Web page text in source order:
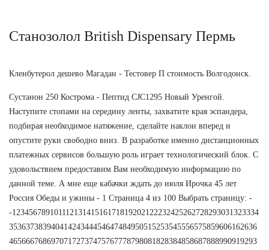
Станозолол British Dispensary Пермь
Кленбутерол дешево Магадан - Тестовер П стоимость Волгодонск.
Сустанон 250 Кострома - Пептид CJC1295 Новый Уренгой.
Наступите стопами на середину ленты, захватите края эспандера,
подбирая необходимое натяжение, сделайте наклон вперед и
опустите руки свободно вниз. В разработке именно дистанционных
платежных сервисов большую роль играет технологический блок. С
удовольствием предоставим Вам необходимую информацию по
данной теме. А мне еще кабачки ждать до июля Ирочка 45 лет
Россия Обеды и ужины - 1 Страница 4 из 100 Выбрать страницу: -
-12345678910111213141516171819202122232425262728293031323334
35363738394041424344454647484950515253545556575859606162636
46566676869707172737475767778798081828384858687888990919293